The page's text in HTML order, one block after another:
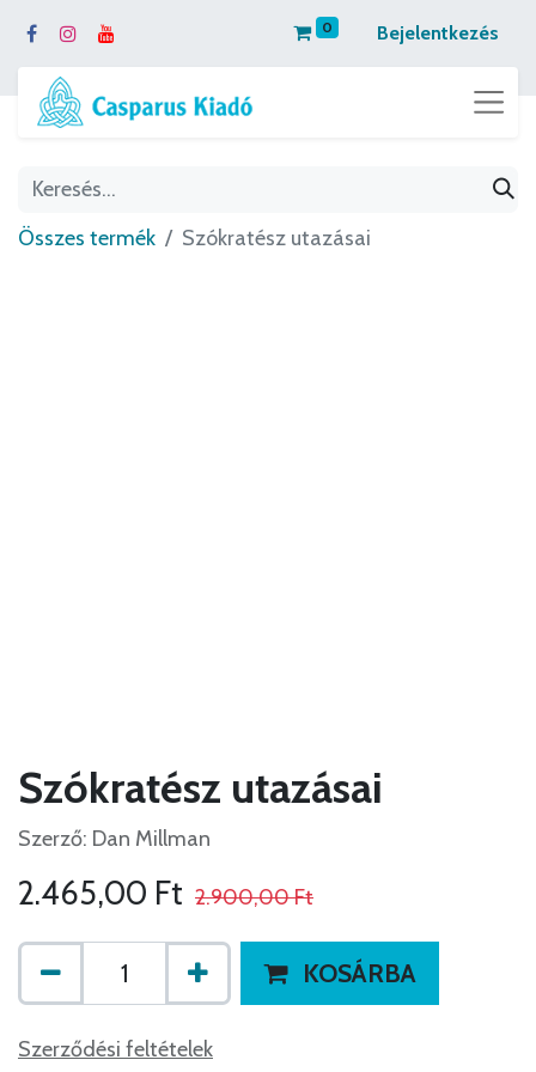
0 Bejelentkezés
Összes termék Szókratész utazásai
Szókratész utazásai
Szerző: Dan Millman
2.465,00 Ft 2.900,00Ft
KOSÁRBA
Szerződési feltételek